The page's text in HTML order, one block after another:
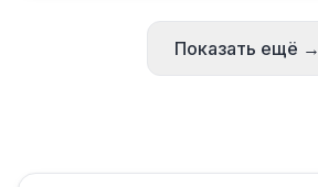
Показать ещё →